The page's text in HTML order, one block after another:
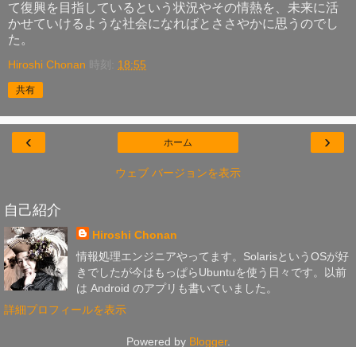
て復興を目指しているという状況やその情熱を、未来に活
かせていけるような社会になればとささやかに思うのでし
た。
Hiroshi Chonan 時刻: 18:55
共有
‹ ›
ホーム
ウェブ バージョンを表示
自己紹介
Hiroshi Chonan
情報処理エンジニアやってます。SolarisというOSが好
きでしたが今はもっぱらUbuntuを使う日々です。以前
は Android のアプリも書いていました。
詳細プロフィールを表示
Powered by Blogger.